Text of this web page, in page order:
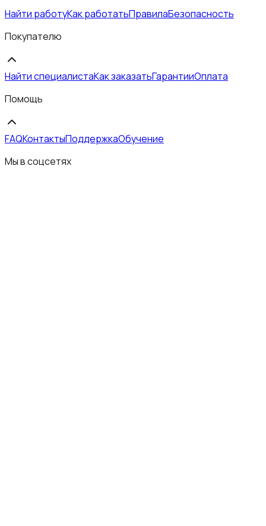
Найти работуКак работатьПравилаБезопасность
Покупателю
Найти специалистаКак заказатьГарантииОплата
Помощь
FAQКонтактыПоддержкаОбучение
Мы в соцсетях